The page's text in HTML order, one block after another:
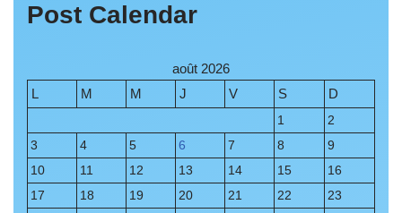
Post Calendar
août 2026
L
M M J V S D
1
2
3
4 5 6 7 8
9
10
11 12 13 14 15
16
17
18 19 20 21 22
23